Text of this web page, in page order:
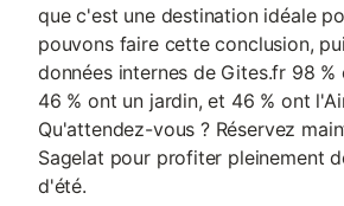
que c'est une destination idéale
pouvons faire cette conclusion,
données internes de Gites.fr 98 %
46 % ont un jardin, et 46 % ont
Qu'attendez-vous ? Réservez
Sagelat pour profiter pleinement
d'été.